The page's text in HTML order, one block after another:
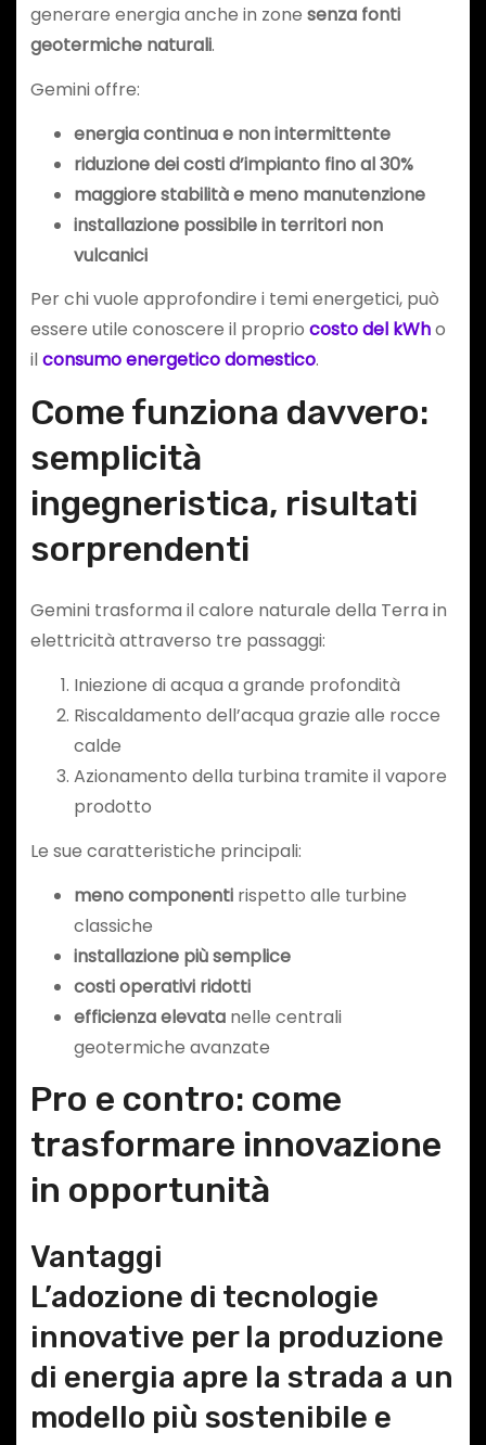
generare energia anche in zone senza fonti
geotermiche naturali.
Gemini offre:
energia continua e non intermittente
riduzione dei costi d’impianto fino al 30%
maggiore stabilità e meno manutenzione
installazione possibile in territori non
vulcanici
Per chi vuole approfondire i temi energetici, può
essere utile conoscere il proprio costo del kWho
ilconsumo energetico domestico.
Come funziona davvero:
semplicità
ingegneristica, risultati
sorprendenti
Gemini trasforma il calore naturale della Terra in
elettricità attraverso tre passaggi:
Iniezione di acqua a grande profondità
Riscaldamento dell’acqua grazie alle rocce
calde
Azionamento della turbina tramite il vapore
prodotto
Le sue caratteristiche principali:
meno componentirispetto alle turbine
classiche
installazione più semplice
costi operativi ridotti
efficienza elevatanelle centrali
geotermiche avanzate
Pro e contro: come
trasformare innovazione
in opportunità
Vantaggi
L’adozione di tecnologie
innovative per la produzione
di energia apre la strada a un
modello più sostenibile e